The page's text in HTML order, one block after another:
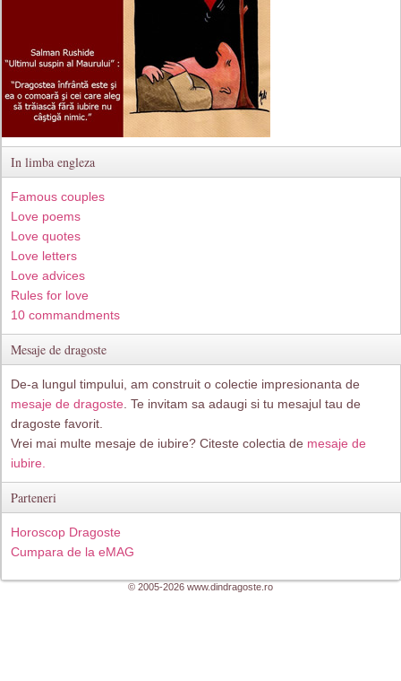
In limba engleza
Famous couples
Love poems
Love quotes
Love letters
Love advices
Rules for love
10 commandments
Mesaje de dragoste
De-a lungul timpului, am construit o colectie impresionanta de
mesaje de dragoste . Te invitam sa adaugi si tu mesajul tau de
dragoste favorit.
Vrei mai multe mesaje de iubire? Citeste colectia de mesaje de
iubire.
Parteneri
Horoscop Dragoste
Cumpara de la eMAG
© 2005-2026 www.dindragoste.ro